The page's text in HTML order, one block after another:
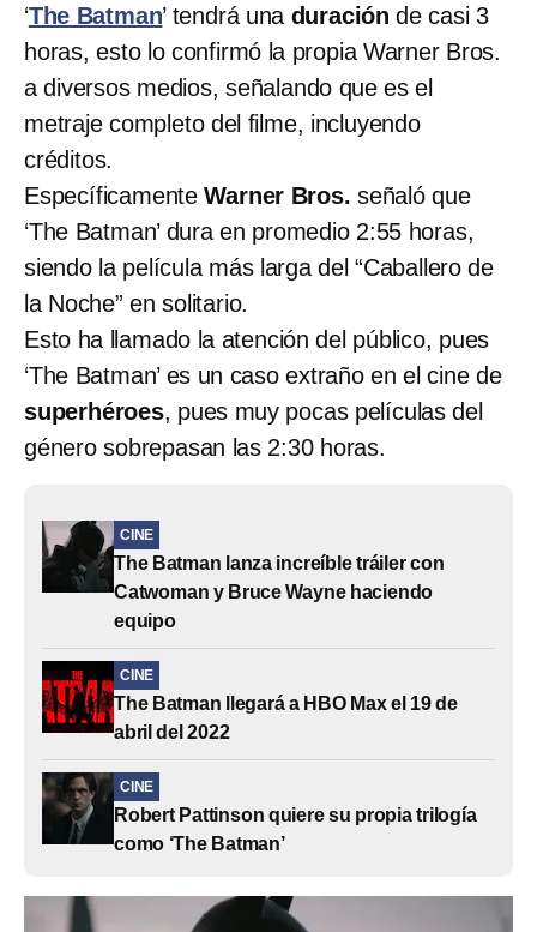
‘The Batman’ tendrá una duraciónde casi 3
horas, esto lo confirmó la propia Warner Bros.
a diversos medios, señalando que es el
metraje completo del filme, incluyendo
créditos.
EspecíficamenteWarner Bros. señaló que
‘The Batman’ dura en promedio 2:55 horas,
siendo la película más larga del “Caballero de
la Noche” en solitario.
Esto ha llamado la atención del público, pues
‘The Batman’ es un caso extraño en el cine de
superhéroes, pues muy pocas películas del
género sobrepasan las 2:30 horas.
CINE
The Batman lanza increíble tráiler con
Catwoman y Bruce Wayne haciendo
equipo
CINE
The Batman llegará a HBO Max el 19 de
abril del 2022
CINE
Robert Pattinson quiere su propia trilogía
como ‘The Batman’